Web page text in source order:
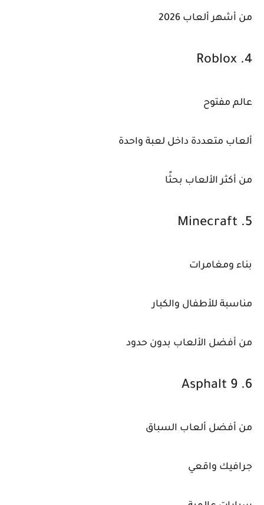
من أشهر ألعاب 2026
4. Roblox
عالم مفتوح
ألعاب متعددة داخل لعبة واحدة
من أكثر الألعاب بحثًا
5. Minecraft
بناء ومغامرات
مناسبة للأطفال والكبار
من أفضل الألعاب بدون حدود
6. Asphalt 9
من أفضل ألعاب السباق
جرافيك واقعي